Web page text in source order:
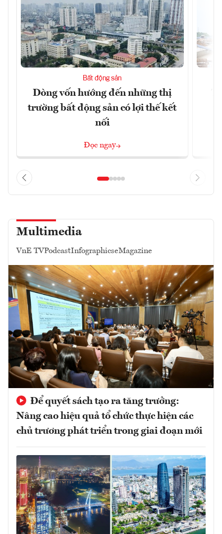
Bất động sản
Dòng vốn hướng đến những thị
trường bất động sản có lợi thế kết
nối
Đọc ngay
Multimedia
VnE TVPodcastInfographicseMagazine
Để quyết sách tạo ra tăng trưởng:
Nâng cao hiệu quả tổ chức thực hiện các
chủ trương phát triển trong giai đoạn mới